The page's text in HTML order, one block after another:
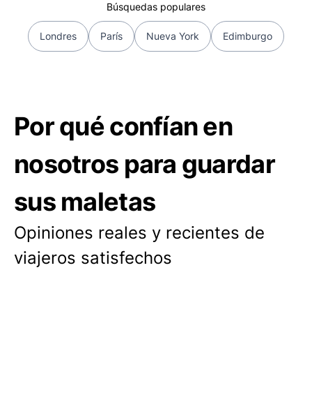
Búsquedas populares
Londres París Nueva York Edimburgo
Por qué confían en
nosotros para guardar
sus maletas
Opiniones reales y recientes de
viajeros satisfechos